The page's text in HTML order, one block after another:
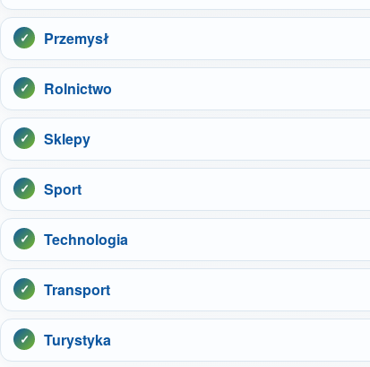
Przemysł
Rolnictwo
Sklepy
Sport
Technologia
Transport
Turystyka